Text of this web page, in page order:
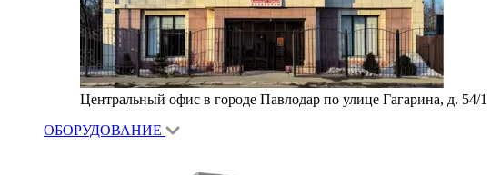
Центральный офис в городе Павлодар по улице Гагарина, д. 54/1
ОБОРУДОВАНИЕ